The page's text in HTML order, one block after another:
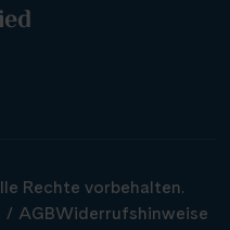
Rechte vorbehalten.
/ AGBWiderrufshinweise